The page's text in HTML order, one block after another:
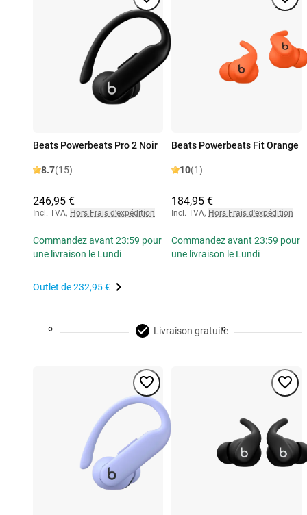
Beats Powerbeats Pro 2 Noir
8.7(15)
246,95 €
Incl. TVA, Hors Frais d'expédition
Commandez avant 23:59 pour
une livraison le Lundi
Outlet de232,95 €
Beats Powerbeats Fit Orange
10(1)
184,95 €
Incl. TVA, Hors Frais d'expédition
Commandez avant 23:59 pour
une livraison le Lundi
Livraison gratuite